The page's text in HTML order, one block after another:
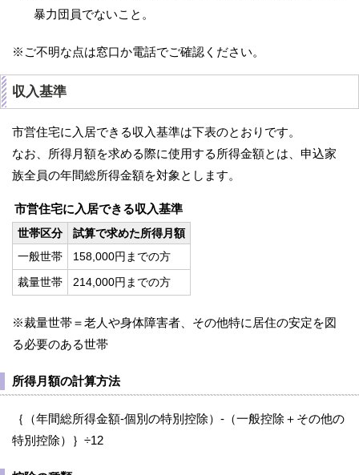
暴力団員でないこと。
※ご不明な点は窓口か電話でご確認ください。
収入基準
市営住宅に入居できる収入基準は下表のとおりです。
なお、所得月額を求める際に使用する所得金額とは、申込家
族全員の年間総所得金額を対象とします。
市営住宅に入居できる収入基準
世帯区分
試算で求めた所得月額
一般世帯
158,000円までの方
裁量世帯
214,000円までの方
※裁量世帯＝老人や身体障害者、その他特に居住の安定を図
る必要のある世帯
所得月額の計算方法
｛（年間総所得金額-個別の特別控除）-（一般控除＋その他の
特別控除）｝÷12